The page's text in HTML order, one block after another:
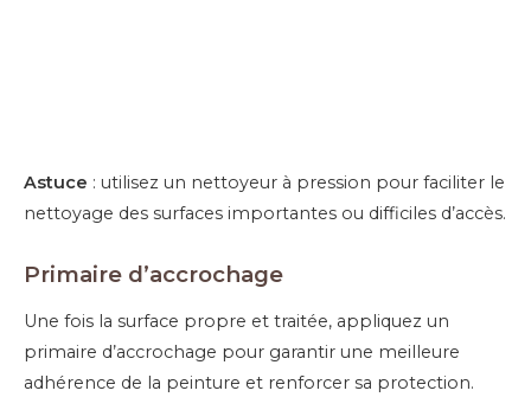
Astuce : utilisez un nettoyeur à pression pour faciliter le
nettoyage des surfaces importantes ou difficiles d’accès.
Primaire d’accrochage
Une fois la surface propre et traitée, appliquez un
primaire d’accrochage pour garantir une meilleure
adhérence de la peinture et renforcer sa protection.